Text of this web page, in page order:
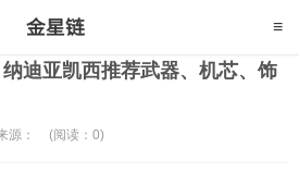
迪亚凯西推荐武器、机芯、饰
源： (阅读：0)